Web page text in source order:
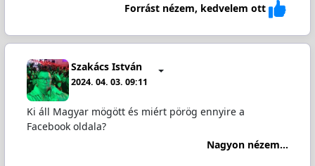
Forrást nézem, kedvelem ott
Szakács István
2024. 04. 03. 09:11
Ki áll Magyar mögött és miért pörög ennyire a
Facebook oldala?
Nagyon nézem...